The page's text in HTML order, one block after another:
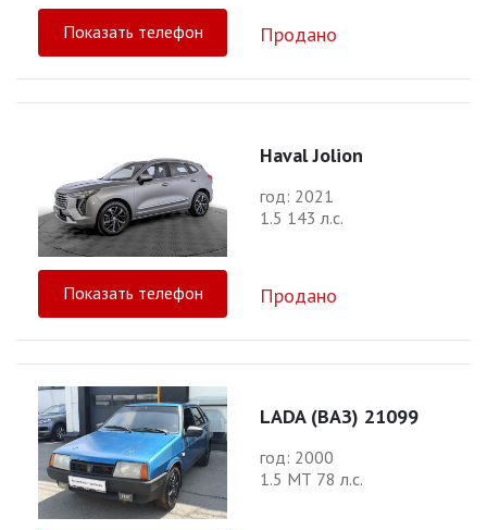
Показать телефон Продано
Haval Jolion
год: 2021
1.5 143 л.с.
Показать телефон Продано
LADA (ВАЗ) 21099
год: 2000
1.5 МТ 78 л.с.